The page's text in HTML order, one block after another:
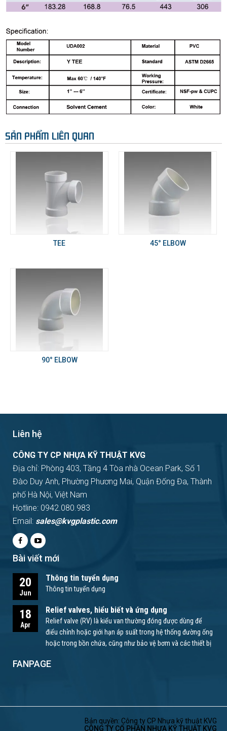
SẢN PHẨM LIÊN QUAN
TEE 45° ELBOW
90° ELBOW
Liên hệ
CÔNG TY CP NHỰA KỸ THUẬT KVG
Địa chỉ: Phòng 403, Tầng 4 Tòa nhà Ocean Park, Số 1
Đào Duy Anh, Phường Phương Mai, Quận Đống Đa, Thành
phố Hà Nội, Việt Nam
Hotline: 0942.080.983
Email: sales@kvgplastic.com
Bài viết mới
20
Jun
Thông tin tuyển dụng
Thông tin tuyển dụng
18
Apr
Relief valves, hiểu biết và ứng dụng
Relief valve (RV) là kiểu van thường đóng được dùng để
điểu chỉnh hoặc giới hạn áp suất trong hệ thống đường ống
hoặc trong bồn chứa, cũng như bảo vệ bơm và các thiết bị
FANPAGE
Bản quyền: Công ty CP Nhựa kỹ thuật KVG
CÔNG TY CỔ PHẦN NHỰA KỸ THUẬT KVG